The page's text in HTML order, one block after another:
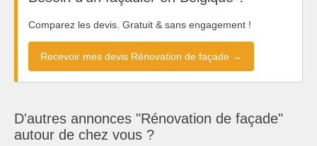
Comparez les devis. Gratuit & sans engagement !
Recevoir mes devis Rénovation de façade →
D'autres annonces "Rénovation de façade"
autour de chez vous ?